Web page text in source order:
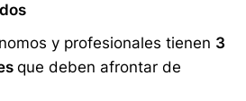
y profesionales tienen 3
que deben afrontar de